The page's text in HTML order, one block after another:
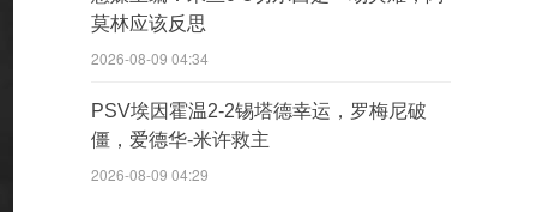
莫林应该反思
2026-08-09 04:34
PSV埃因霍温2-2锡塔德幸运，罗梅尼破
僵，爱德华-米许救主
2026-08-09 04:29